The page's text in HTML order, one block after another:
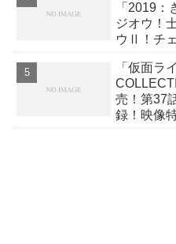
「2019
ジオウ！
ウⅡ！チ
「仮面ラ
売！第37
録！映像